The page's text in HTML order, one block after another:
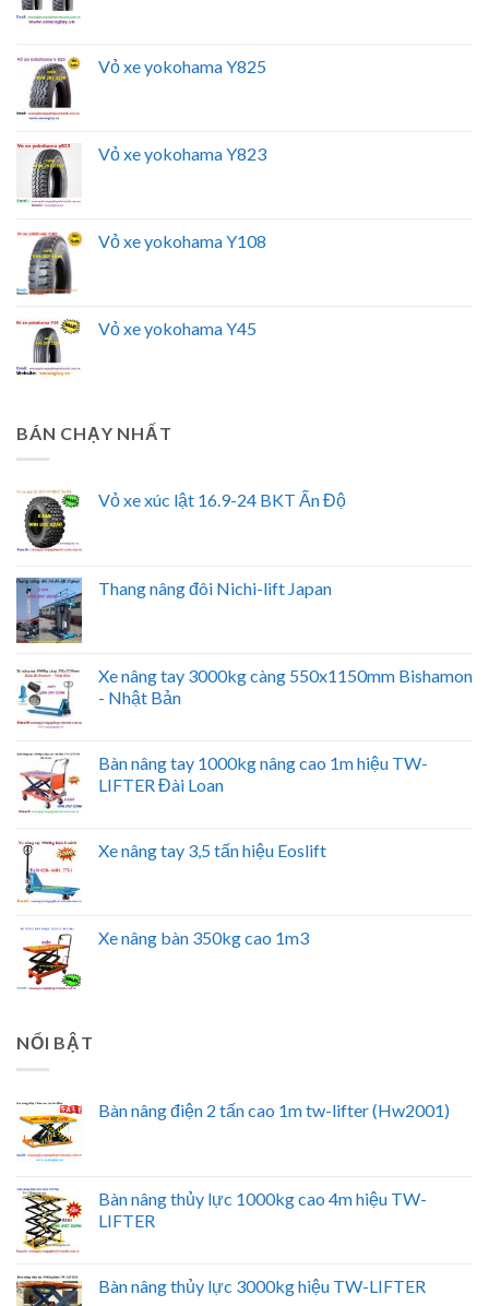
Vỏ xe yokohama Y825
Vỏ xe yokohama Y823
Vỏ xe yokohama Y108
Vỏ xe yokohama Y45
BÁN CHẠY NHẤT
Vỏ xe xúc lật 16.9-24 BKT Ấn Độ
Thang nâng đôi Nichi-lift Japan
Xe nâng tay 3000kg càng 550x1150mm Bishamon
- Nhật Bản
Bàn nâng tay 1000kg nâng cao 1m hiệu TW-
LIFTER Đài Loan
Xe nâng tay 3,5 tấn hiệu Eoslift
Xe nâng bàn 350kg cao 1m3
NỔI BẬT
Bàn nâng điện 2 tấn cao 1m tw-lifter (Hw2001)
Bàn nâng thủy lực 1000kg cao 4m hiệu TW-
LIFTER
Bàn nâng thủy lực 3000kg hiệu TW-LIFTER